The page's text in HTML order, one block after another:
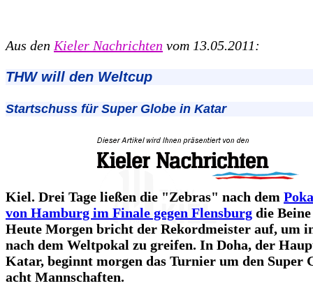
Aus den Kieler Nachrichten vom 13.05.2011:
THW will den Weltcup
Startschuss für Super Globe in Katar
Kiel. Drei Tage ließen die "Zebras" nach dem
von Hamburg im Finale gegen Flensburg die
Heute Morgen bricht der Rekordmeister auf, um
nach dem Weltpokal zu greifen. In Doha, der
Katar, beginnt morgen das Turnier um den Super
acht Mannschaften.